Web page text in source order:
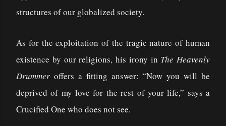
structures of our globalized society.
As for the exploitation of the tragic nature of human
existence by our religions, his irony in The Heavenly
Drummer offers a fitting answer: “Now you will be
deprived of my love for the rest of your life,” says a
Crucified One who does not see.